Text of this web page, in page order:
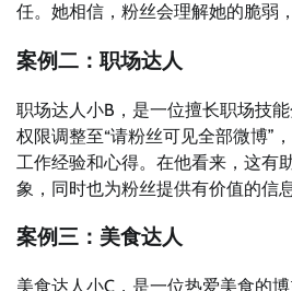
任。她相信，粉丝会理解她的脆弱
案例二：职场达人
职场达人小B，是一位擅长职场技
权限调整至“请粉丝可见全部微博”
工作经验和心得。在他看来，这有
象，同时也为粉丝提供有价值的信息
案例三：美食达人
美食达人小C，是一位热爱美食的